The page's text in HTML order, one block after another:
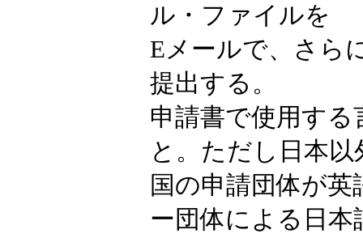
ル・ファイルを
Eメールで、さら
提出する。
申請書で使用す
と。ただし日本以
国の申請団体が
ー団体による日本